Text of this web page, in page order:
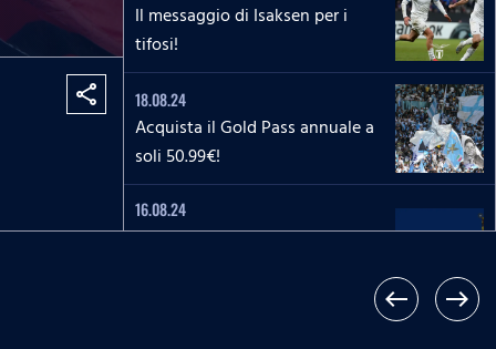
share
Il messaggio di Isaksen per i
tifosi!
18.08.24
Acquista il Gold Pass annuale a
soli 50.99€!
16.08.24
La piattaforma SSLazio.it
west east